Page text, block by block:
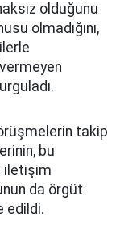
olduğunu
olmadığını,
vermeyen
takip
bu
iletişim
da örgüt
edildi.